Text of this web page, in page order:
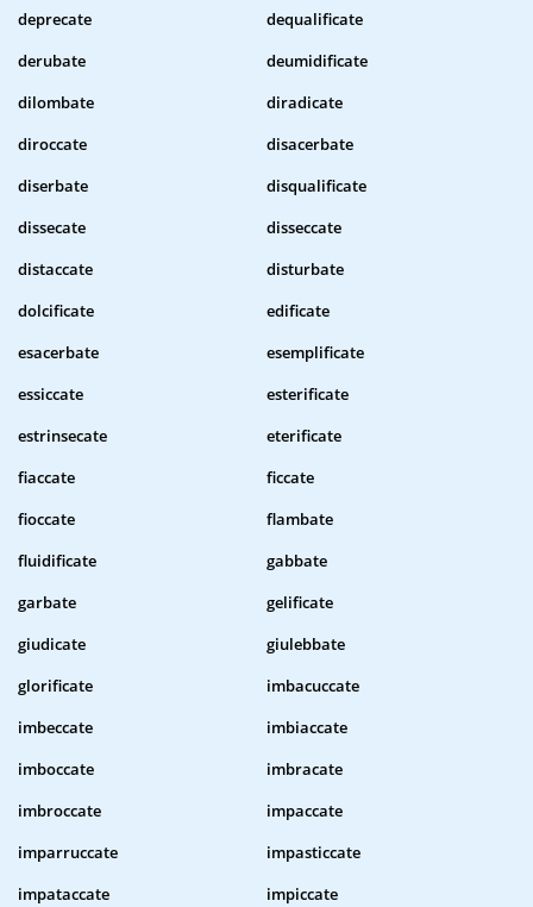
deprecate
dequalificate
derubate
deumidificate
dilombate
diradicate
diroccate
disacerbate
diserbate
disqualificate
dissecate
disseccate
distaccate
disturbate
dolcificate
edificate
esacerbate
esemplificate
essiccate
esterificate
estrinsecate
eterificate
fiaccate
ficcate
fioccate
flambate
fluidificate
gabbate
garbate
gelificate
giudicate
giulebbate
glorificate
imbacuccate
imbeccate
imbiaccate
imboccate
imbracate
imbroccate
impaccate
imparruccate
impasticcate
impataccate
impiccate